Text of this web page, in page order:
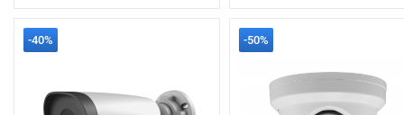
-40% -50%